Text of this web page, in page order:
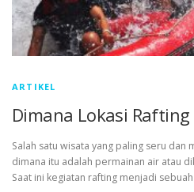
ARTIKEL
Dimana Lokasi
Salah satu wisata yang paling seru dan
dimana itu adalah permainan air atau
Saat ini kegiatan rafting menjadi